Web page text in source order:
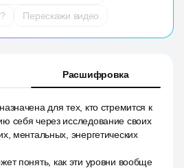
Перескажи видео
Расшифровка
для тех, кто стремится к
себя через исследование своих
ментальных, энергетических
понять, как эти уровни вообще